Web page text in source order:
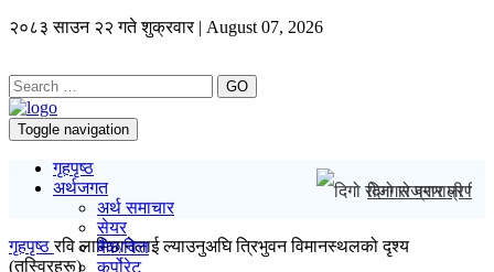
२०८३ साउन २२ गते शुक्रवार | August 07, 2026
GO
Toggle navigation
गृहपृष्ठ
अर्थजगत
अर्थ समाचार
सेयर
बैंक/वित्त
कर्पोरेट
दिगो रोजगार
गृहपृष्ठरवि लामिछानेलाई ल्याउनुअघि त्रिभुवन विमानस्थलको दृश्य
(तस्विरहरू)